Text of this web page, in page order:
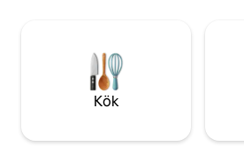
minuters promenad längs vattnet till
navet i Huskisson.... eller de glittrande
stränderna i Vincentia ligger utanför
Kök